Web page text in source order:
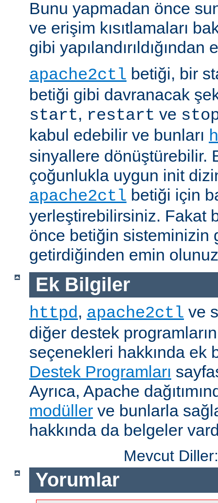
Bunu yapmadan önce
ve erişim kısıtlamaları
gibi
apache2ctl betiği, bir
betiği gibi davranacak
start, restart ve
kabul edebilir ve bunları
sinyallere dönüştürebilir.
çoğunlukla uygun init
apache2ctl betiği için
yerleştirebilirsiniz. Fakat
önce betiğin sisteminizin
getirdiğinden emin
Ek Bilgiler
httpd, apache2ctl ve
diğer destek
seçenekleri hakkında ek
Destek Programları
Ayrıca, Apache
modüller ve bunlarla
hakkında da belgeler
Mevcut
Yorumlar